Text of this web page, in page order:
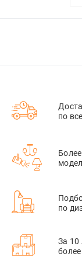
1,
по
по
За 10